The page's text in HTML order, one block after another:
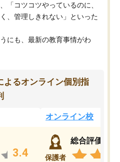
「コツコツやっているのに、
、管理しきれない」といった
にも、最新の教育事情がわ
よるオンライン個別指
3.4
オンライン校
保護者
総合評価